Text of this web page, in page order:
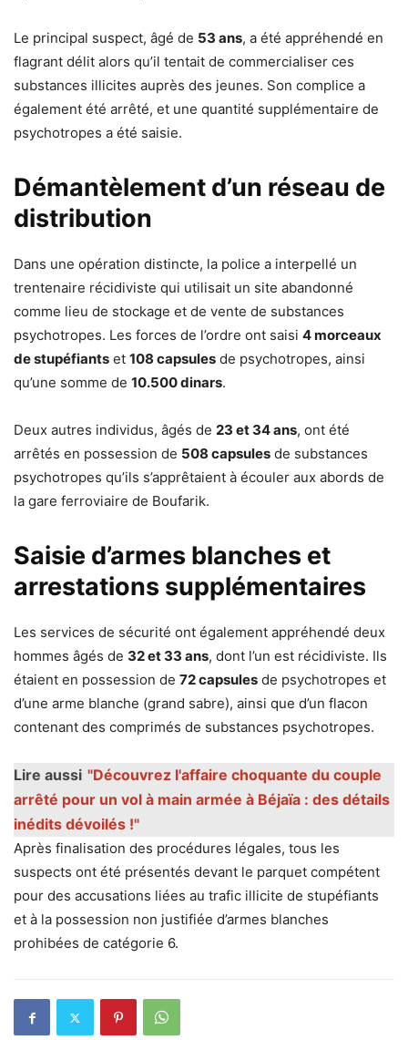
Le principal suspect, âgé de 53 ans, a été appréhendé en
flagrant délit alors qu’il tentait de commercialiser ces
substances illicites auprès des jeunes. Son complice a
également été arrêté, et une quantité supplémentaire de
psychotropes a été saisie.
Démantèlement d’un réseau de
distribution
Dans une opération distincte, la police a interpellé un
trentenaire récidiviste qui utilisait un site abandonné
comme lieu de stockage et de vente de substances
psychotropes. Les forces de l’ordre ont saisi 4 morceaux
de stupéfiants et 108 capsules de psychotropes, ainsi
qu’une somme de 10.500 dinars.
Deux autres individus, âgés de 23 et 34 ans, ont été
arrêtés en possession de 508 capsules de substances
psychotropes qu’ils s’apprêtaient à écouler aux abords de
la gare ferroviaire de Boufarik.
Saisie d’armes blanches et
arrestations supplémentaires
Les services de sécurité ont également appréhendé deux
hommes âgés de 32 et 33 ans, dont l’un est récidiviste. Ils
étaient en possession de 72 capsules de psychotropes et
d’une arme blanche (grand sabre), ainsi que d’un flacon
contenant des comprimés de substances psychotropes.
Lire aussi "Découvrez l'affaire choquante du couple
arrêté pour un vol à main armée à Béjaïa : des détails
inédits dévoilés !"
Après finalisation des procédures légales, tous les
suspects ont été présentés devant le parquet compétent
pour des accusations liées au trafic illicite de stupéfiants
et à la possession non justifiée d’armes blanches
prohibées de catégorie 6.